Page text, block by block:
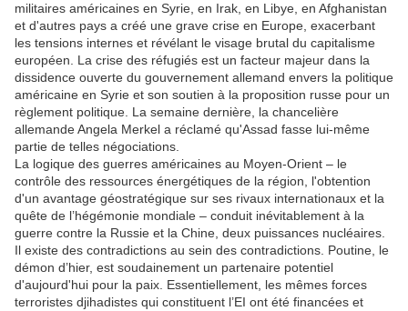
militaires américaines en Syrie, en Irak, en Libye, en Afghanistan
et d'autres pays a créé une grave crise en Europe, exacerbant
les tensions internes et révélant le visage brutal du capitalisme
européen. La crise des réfugiés est un facteur majeur dans la
dissidence ouverte du gouvernement allemand envers la politique
américaine en Syrie et son soutien à la proposition russe pour un
règlement politique. La semaine dernière, la chancelière
allemande Angela Merkel a réclamé qu'Assad fasse lui-même
partie de telles négociations.
La logique des guerres américaines au Moyen-Orient – le
contrôle des ressources énergétiques de la région, l'obtention
d'un avantage géostratégique sur ses rivaux internationaux et la
quête de l’hégémonie mondiale – conduit inévitablement à la
guerre contre la Russie et la Chine, deux puissances nucléaires.
Il existe des contradictions au sein des contradictions. Poutine, le
démon d’hier, est soudainement un partenaire potentiel
d'aujourd'hui pour la paix. Essentiellement, les mêmes forces
terroristes djihadistes qui constituent l’EI ont été financées et